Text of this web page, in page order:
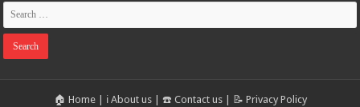
🏠 Home| ℹ️ About us| ☎️ Contact us| 📝 Privacy Policy